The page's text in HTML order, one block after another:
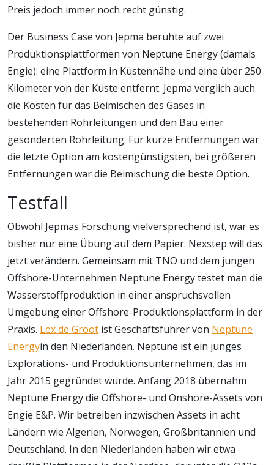
Preis jedoch immer noch recht günstig.
Der Business Case von Jepma beruhte auf zwei
Produktionsplattformen von Neptune Energy (damals
Engie): eine Plattform in Küstennähe und eine über 250
Kilometer von der Küste entfernt. Jepma verglich auch
die Kosten für das Beimischen des Gases in
bestehenden Rohrleitungen und den Bau einer
gesonderten Rohrleitung. Für kurze Entfernungen war
die letzte Option am kostengünstigsten, bei größeren
Entfernungen war die Beimischung die beste Option.
Testfall
Obwohl Jepmas Forschung vielversprechend ist, war es
bisher nur eine Übung auf dem Papier. Nexstep will das
jetzt verändern. Gemeinsam mit TNO und dem jungen
Offshore-Unternehmen Neptune Energy testet man die
Wasserstoffproduktion in einer anspruchsvollen
Umgebung einer Offshore-Produktionsplattform in der
Praxis. Lex de Groot ist Geschäftsführer von Neptune
Energyin den Niederlanden. Neptune ist ein junges
Explorations- und Produktionsunternehmen, das im
Jahr 2015 gegründet wurde. Anfang 2018 übernahm
Neptune Energy die Offshore- und Onshore-Assets von
Engie E&P. Wir betreiben inzwischen Assets in acht
Ländern wie Algerien, Norwegen, Großbritannien und
Deutschland. In den Niederlanden haben wir etwa